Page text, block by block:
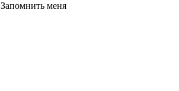
Запомнить меня